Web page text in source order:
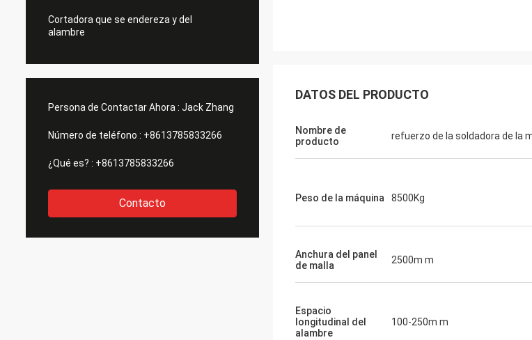
Cortadora que se endereza y del
alambre
Persona de Contactar Ahora : Jack Zhang
Número de teléfono : +8613785833266
¿Qué es? : +8613785833266
Contacto
DATOS DEL PRODUCTO
Nombre de
producto
refuerzo de la soldadora de la
Peso de la máquina 8500Kg
Anchura del panel
de malla
2500m m
Espacio
longitudinal del
alambre
100-250m m